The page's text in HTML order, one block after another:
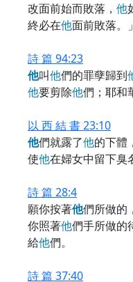
改面前始而敗落， 他
終必在他面前敗落。」
詩 篇 94:23
他叫他們的罪孽歸到
他要剪除他們；耶
以 西 結 書 23:10
他們就露了他的下體
使他在婦女中留下臭
詩 篇 28:4
願你按著他們所做的
你照著他們手所做的
給他們。
詩 篇 37:40